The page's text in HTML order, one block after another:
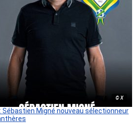
© X
Sébastien Migné nouveau sélectionneur